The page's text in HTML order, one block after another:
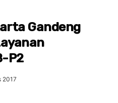
Gandeng
P2
2017